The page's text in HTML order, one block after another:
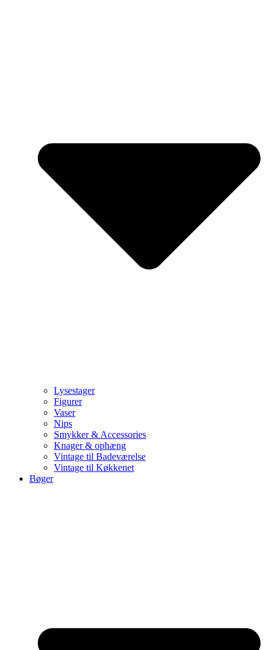
Lysestager
Figurer
Vaser
Nips
Smykker & Accessories
Knager & ophæng
Vintage til Badeværelse
Vintage til Køkkenet
Bøger